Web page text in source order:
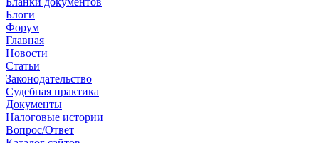
Блоги
Форум
Главная
Новости
Cтатьи
Законодательство
Судебная практика
Документы
Налоговые истории
Вопрос/Ответ